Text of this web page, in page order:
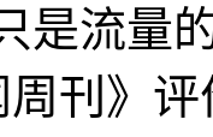
流量的
刊》